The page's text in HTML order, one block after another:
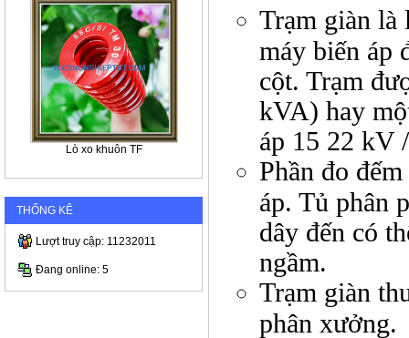
Lò xo khuôn TF
THỐNG KÊ
Lượt truy cập: 11232011
Đang online: 5
Trạm giàn là
máy biến áp
cột. Trạm
kVA) hay
áp 15 22 kV
Phần đo
áp. Tủ phân
dây đến có
ngầm.
Trạm giàn
phân xưởng.